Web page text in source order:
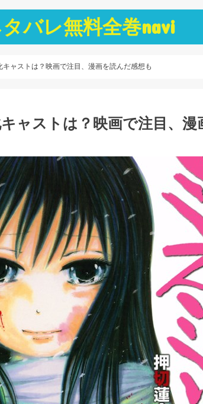
タバレ無料全巻navi
キャストは？映画で注目、漫画を読んだ感想も
ャストは？映画で注目、漫